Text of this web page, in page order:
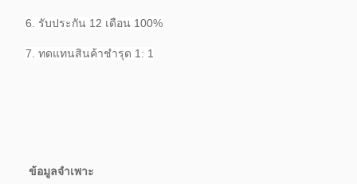
6. รับประกัน 12 เดือน 100%
7. ทดแทนสินค้าชำรุด 1: 1
ข้อมูลจำเพาะ